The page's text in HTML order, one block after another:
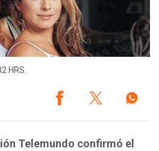
HRS.
Telemundo confirmó el